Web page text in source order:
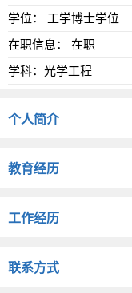
学位： 工学博士学位
在职信息： 在职
学科：光学工程
个人简介
教育经历
工作经历
联系方式